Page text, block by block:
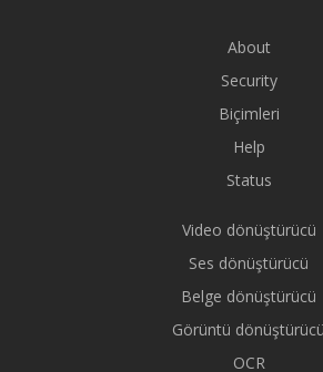
About
Security
Biçimleri
Help
Status
Video dönüştürücü
Ses dönüştürücü
Belge dönüştürücü
Görüntü dönüştürücü
OCR